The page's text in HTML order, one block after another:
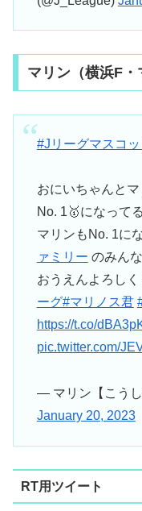
マリン（横浜F・
#Jリーグマスコ
おにいちゃんと
No. 1🥇になって
マリンもNo. 1に
ァミリー のみん
おうえんよろし
ーグ#マリノス君
https://t.co/
pic.twitter.com/
— マリン【こう
January 20, 2023
RT用ツイート